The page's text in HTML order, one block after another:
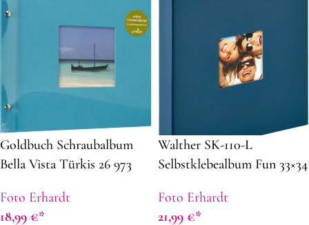
Goldbuch Schraubalbum
Bella Vista Türkis 26 973
Foto Erhardt
18,99 €
Walther SK-110-L
Selbstklebealbum Fun 33×34
Foto Erhardt
21,99 €